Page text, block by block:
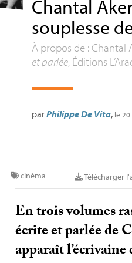
Chantal
souplesse
À propos de : Chantal
et parlée, Éditions
parPhilippe De Vita, le
Télécharger
cinéma
En trois volumes
écrite et parlée de
apparaît